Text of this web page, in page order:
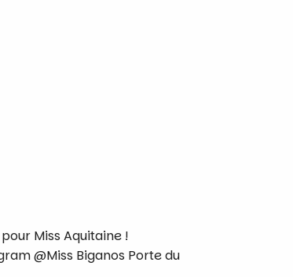
Miss Aquitaine !
@Miss Biganos Porte du